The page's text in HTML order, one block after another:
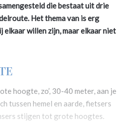
die bestaat uit drie
Het thema van is erg
elkaar willen zijn, maar elkaar niet
hoogte, zo’, 30-40 meter, aan je
tussen hemel en aarde, fietsers
stijgen tot grote hoogtes.